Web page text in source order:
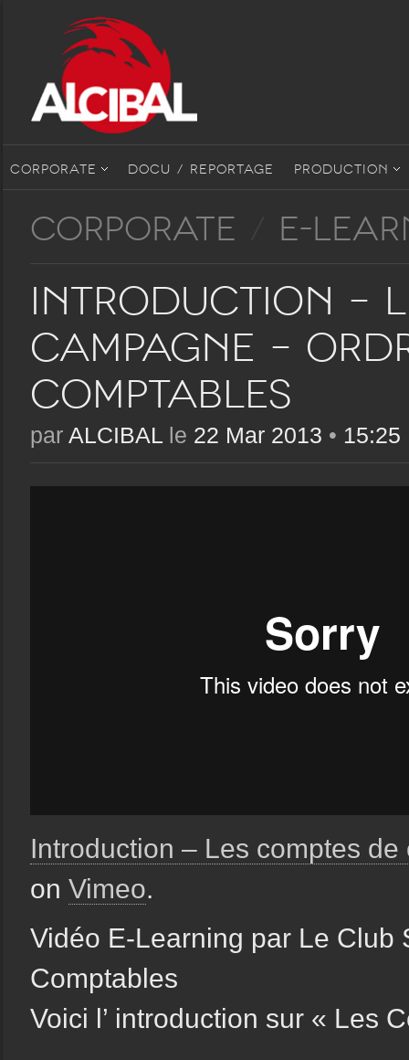
CORPORATE DOCU / REPORTAGE PRODUCTION
CORPORATE E-
Introduction –
campagne –
Comptables
par ALCIBALle 22 Mar 2013 • 15:25
Introduction – Les comptes de
on Vimeo.
Vidéo E-Learning par Le Club
Comptables
Voici l’ introduction sur « Les